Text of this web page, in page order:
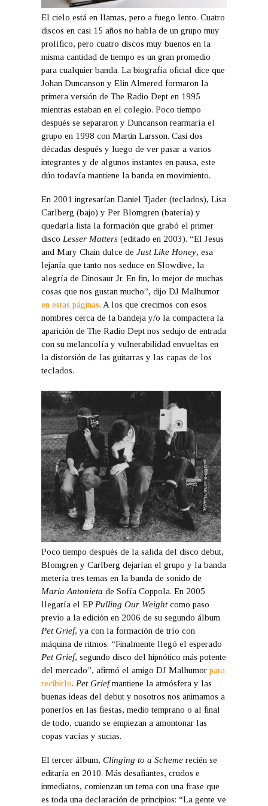
El cielo está en llamas, pero a fuego lento. Cuatro
discos en casi 15 años no habla de un grupo muy
prolífico, pero cuatro discos muy buenos en la
misma cantidad de tiempo es un gran promedio
para cualquier banda. La biografía oficial dice que
Johan Duncanson y Elin Almered formaron la
primera versión de The Radio Dept en 1995
mientras estaban en el colegio. Poco tiempo
después se separaron y Duncanson rearmaría el
grupo en 1998 con Martin Larsson. Casi dos
décadas después y luego de ver pasar a varios
integrantes y de algunos instantes en pausa, este
dúo todavía mantiene la banda en movimiento.
En 2001 ingresarían Daniel Tjader (teclados), Lisa
Carlberg (bajo) y Per Blomgren (batería) y
quedaría lista la formación que grabó el primer
disco Lesser Matters (editado en 2003). “El Jesus
and Mary Chain dulce de Just Like Honey, esa
lejanía que tanto nos seduce en Slowdive, la
alegría de Dinosaur Jr. En fin, lo mejor de muchas
cosas que nos gustan mucho”, dijo DJ Malhumor
en estas páginas. A los que crecimos con esos
nombres cerca de la bandeja y/o la compactera la
aparición de The Radio Dept nos sedujo de entrada
con su melancolía y vulnerabilidad envueltas en
la distorsión de las guitarras y las capas de los
teclados.
Poco tiempo después de la salida del disco debut,
Blomgren y Carlberg dejarían el grupo y la banda
metería tres temas en la banda de sonido de
Maria Antonieta de Sofía Coppola. En 2005
llegaría el EP Pulling Our Weightcomo paso
previo a la edición en 2006 de su segundo álbum
Pet Grief, ya con la formación de trío con
máquina de ritmos. “Finalmente llegó el esperado
Pet Grief, segundo disco del hipnótico más potente
del mercado”, afirmó el amigo DJ Malhumor para
recibirlo. Pet Griefmantiene la atmósfera y las
buenas ideas del debut y nosotros nos animamos a
ponerlos en las fiestas, medio temprano o al final
de todo, cuando se empiezan a amontonar las
copas vacías y sucias.
El tercer álbum, Clinging to a Scheme recién se
editaría en 2010. Más desafiantes, crudos e
inmediatos, comienzan un tema con una frase que
es toda una declaración de principios: “La gente ve